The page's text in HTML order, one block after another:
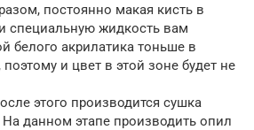
постоянно макая кисть в
специальную жидкость вам
белого акрилатика тоньше в
и цвет в этой зоне будет не
этого производится сушка
данном этапе производить опил